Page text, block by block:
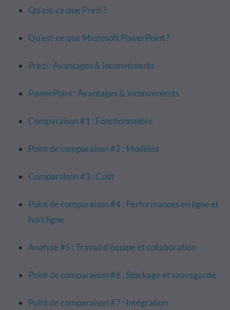
Qu'est-ce que Prezi ?
Qu'est-ce que Microsoft PowerPoint ?
Prezi : Avantages & Inconvénients
PowerPoint : Avantages & Inconvénients
Comparaison #1 : Fonctionnalités
Point de comparaison #2 : Modèles
Comparaison #3 : Coût
Point de comparaison #4 : Performances en ligne et
hors ligne
Analyse #5 : Travail d'équipe et collaboration
Point de comparaison #6 : Stockage et sauvegarde
Point de comparaison #7 : Intégration